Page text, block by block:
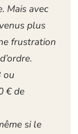
Mais avec
plus
frustration
ou
€ de
si le